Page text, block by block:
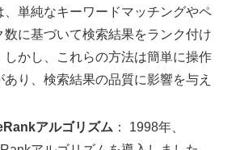
、単純なキーワードマッチングやペ
数に基づいて検索結果をランク付け
しかし、これらの方法は簡単に操作
あり、検索結果の品質に影響を与え
アルゴリズム ： 1998年、